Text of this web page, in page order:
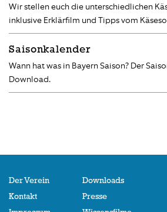
Wir stellen euch die unterschiedlichen
inklusive Erklärfilm und Tipps vom
Saisonkalender
Wann hat was in Bayern Saison? Der
Download.
Der Verein
Kontakt
Downloads
Presse